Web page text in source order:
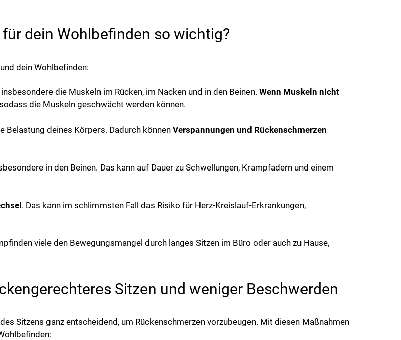
dein Wohlbefinden so wichtig?
dein Wohlbefinden:
die Muskeln im Rücken, im Nacken und in den Beinen. Wenn Muskeln nicht
die Muskeln geschwächt werden können.
Belastung deines Körpers. Dadurch können Verspannungen und Rückenschmerzen
in den Beinen. Das kann auf Dauer zu Schwellungen, Krampfadern und einem
. Das kann im schlimmsten Fall das Risiko für Herz-Kreislauf-Erkrankungen,
viele den Bewegungsmangel durch langes Sitzen im Büro oder auch zu Hause,
Sitzen und weniger Beschwerden
Sitzens ganz entscheidend, um Rückenschmerzen vorzubeugen. Mit diesen Maßnahmen